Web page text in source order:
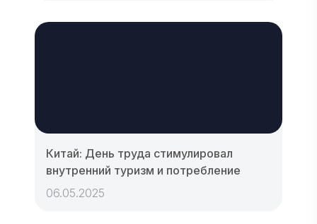
Китай: День труда стимулировал
внутренний туризм и потребление
06.05.2025